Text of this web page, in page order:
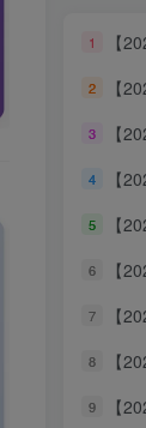
1 【
2 【
3 【
4 【
5 【
6 【
7 【
8 【
9 【
1 【
2 【
3 【